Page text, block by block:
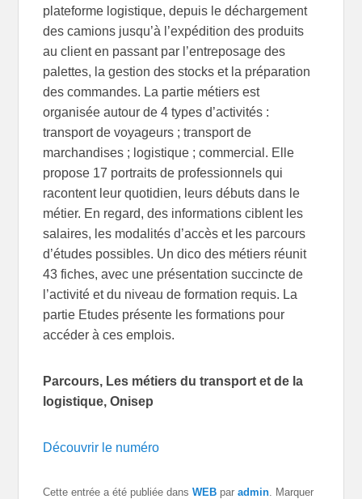
plateforme logistique, depuis le déchargement
des camions jusqu’à l’expédition des produits
au client en passant par l’entreposage des
palettes, la gestion des stocks et la préparation
des commandes. La partie métiers est
organisée autour de 4 types d’activités :
transport de voyageurs ; transport de
marchandises ; logistique ; commercial. Elle
propose 17 portraits de professionnels qui
racontent leur quotidien, leurs débuts dans le
métier. En regard, des informations ciblent les
salaires, les modalités d’accès et les parcours
d’études possibles. Un dico des métiers réunit
43 fiches, avec une présentation succincte de
l’activité et du niveau de formation requis. La
partie Etudes présente les formations pour
accéder à ces emplois.
Parcours, Les métiers du transport et de la
logistique, Onisep
Découvrir le numéro
Cette entrée a été publiée dansWEB paradmin . Marquer